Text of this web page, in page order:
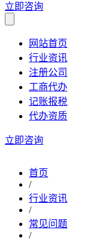
立即咨询
网站首页
行业资讯
注册公司
工商代办
记账报税
代办资质
立即咨询
首页
/
行业资讯
/
常见问题
/